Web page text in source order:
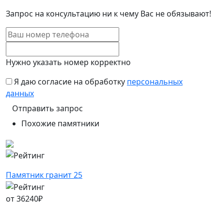
Запрос на консультацию ни к чему Вас не обязывают!
Нужно указать номер корректно
Я даю согласие на обработку персональных
данных
Похожие памятники
Памятник гранит 25
от36240₽